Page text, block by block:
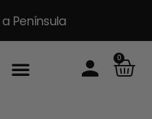
a Península
0